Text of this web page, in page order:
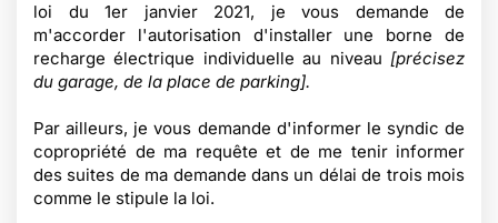
loi du 1er janvier 2021, je vous demande de
m'accorder l'autorisation d'installer une borne de
recharge électrique individuelle au niveau [précisez
du garage, de la place de parking].
Par ailleurs, je vous demande d'informer le syndic de
copropriété de ma requête et de me tenir informer
des suites de ma demande dans un délai de trois mois
comme le stipule la loi.